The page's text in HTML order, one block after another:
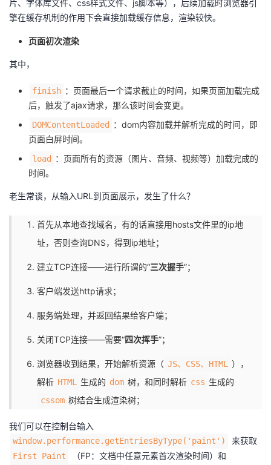
我
的
博
我
的
我
者
学
堂
我
藏
支
持
我
片、字体库文件、css样式文件、js脚本等），后续加载时浏览器引
擎在缓存机制的作用下会直接加载缓存信息，渲染较快。
页面初次渲染
其中，
finish ：页面最后一个请求截止的时间，如果页面加载完成
后，触发了ajax请求，那么该时间会变更。
DOMContentLoaded
：dom内容加载并解析完成的时间，即
页面白屏时间。
load
：页面所有的资源（图片、音频、视频等）加载完成的
时间。
老生常谈，从输入URL到页面展示，发生了什么？
首先从本地查找域名，有的话直接用hosts文件里的ip地
址，否则查询DNS，得到ip地址；
建立TCP连接——进行所谓的“三次握手”；
客户端发送http请求；
服务端处理，并返回结果给客户端；
关闭TCP连接——需要“四次挥手”；
浏览器收到结果，开始解析资源（ JS、CSS、HTML
），
解析 HTML 生成的 dom 树，和同时解析 css 生成的
cssom 树结合生成渲染树；
我们可以在控制台输入​​
window.performance.getEntriesByType('paint')​​ 来获取
First Paint （FP：文档中任意元素首次渲染时间）和